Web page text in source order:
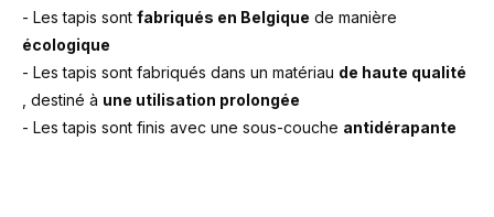
- Les tapis sont fabriqués en Belgique de manière
écologique
- Les tapis sont fabriqués dans un matériau de haute qualité
, destiné à une utilisation prolongée
- Les tapis sont finis avec une sous-couche antidérapante